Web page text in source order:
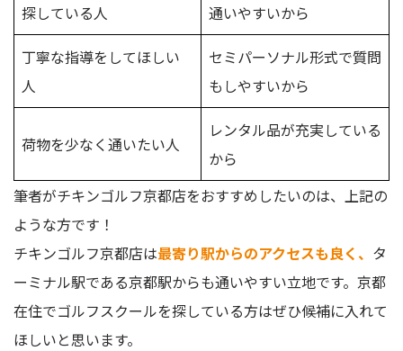
探している人
通いやすいから
丁寧な指導をしてほしい
人
セミパーソナル形式で質問
もしやすいから
荷物を少なく通いたい人
レンタル品が充実している
から
筆者がチキンゴルフ京都店をおすすめしたいのは、上記の
ような方です！
チキンゴルフ京都店は最寄り駅からのアクセスも良く、 タ
ーミナル駅である京都駅からも通いやすい立地です。京都
在住でゴルフスクールを探している方はぜひ候補に入れて
ほしいと思います。